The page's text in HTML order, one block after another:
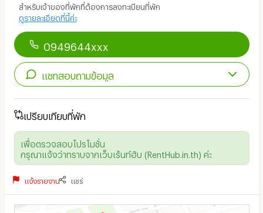
สำหรับเจ้าของที่พักที่ต้องการลงทะเบียนที่พัก
ดูรายละเอียดที่นี้ค่ะ
0949644xxx
แชทสอบถามข้อมูล
เปรียบเทียบที่พัก
เพื่อตรวจสอบโปรโมชั่น
กรุณาแจ้งว่าทราบจากเว็บเร้นท์ฮับ (RentHub.in.th) ค่ะ
แจ้งรายงาน แชร์